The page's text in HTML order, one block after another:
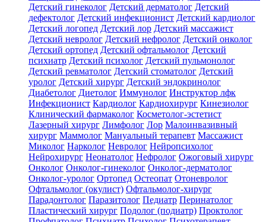
Детский гинеколог Детский дерматолог Детский
дефектолог Детский инфекционист Детский кардиолог
Детский логопед Детский лор Детский массажист
Детский невролог Детский нефролог Детский онколог
Детский ортопед Детский офтальмолог Детский
психиатр Детский психолог Детский пульмонолог
Детский ревматолог Детский стоматолог Детский
уролог Детский хирург Детский эндокринолог
Диабетолог Диетолог Иммунолог Инструктор лфк
Инфекционист Кардиолог Кардиохирург Кинезиолог
Клинический фармаколог Косметолог-эстетист
Лазерный хирург Лимфолог Лор Малоинвазивный
хирург Маммолог Мануальный терапевт Массажист
Миколог Нарколог Невролог Нейропсихолог
Нейрохирург Неонатолог Нефролог Ожоговый хирург
Онколог Онколог-гинеколог Онколог-дерматолог
Онколог-уролог Ортопед Остеопат Отоневролог
Офтальмолог (окулист) Офтальмолог-хирург
Парадонтолог Паразитолог Педиатр Перинатолог
Пластический хирург Подолог (подиатр) Проктолог